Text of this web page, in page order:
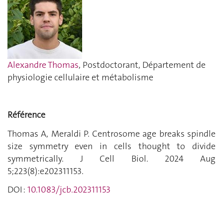
Alexandre Thomas, Postdoctorant, Département de
physiologie cellulaire et métabolisme
Référence
Thomas A, Meraldi P. Centrosome age breaks spindle
size symmetry even in cells thought to divide
symmetrically. J Cell Biol. 2024 Aug
5;223(8):e202311153.
DOI : 10.1083/jcb.202311153